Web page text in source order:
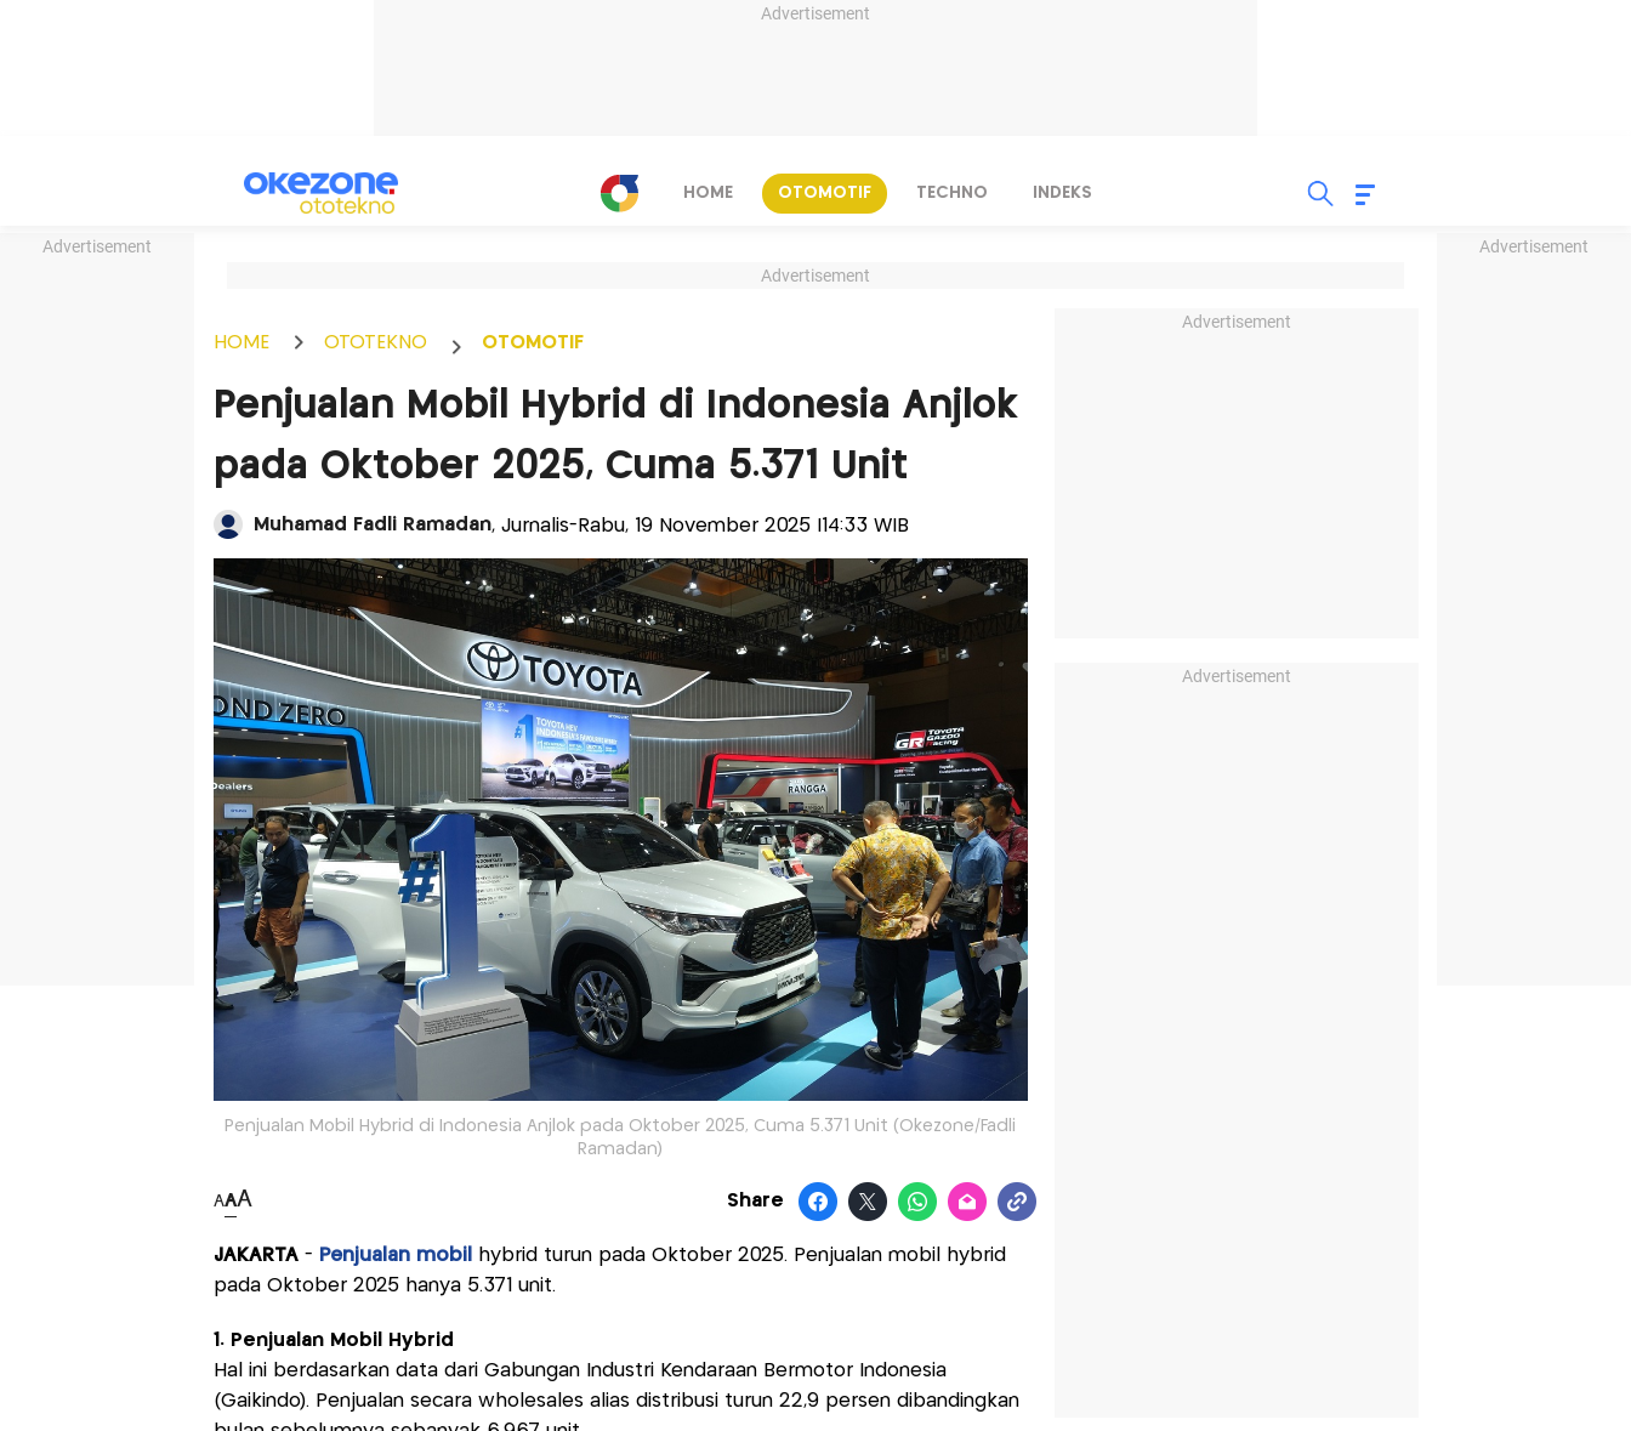
Advertisement
Advertisement Advertisement
HOME OTOMOTIF TECHNO INDEKS
Advertisement
HOME OTOTEKNO OTOMOTIF
Penjualan Mobil Hybrid di Indonesia Anjlok
pada Oktober 2025, Cuma 5.371 Unit
Muhamad Fadli Ramadan, Jurnalis-Rabu, 19 November 2025 |14:33 WIB
Penjualan Mobil Hybrid di Indonesia Anjlok pada Oktober 2025, Cuma 5.371 Unit (Okezone/Fadli
Ramadan)
AAA Share
JAKARTA- Penjualan mobil
hybrid turun pada Oktober 2025. Penjualan mobil hybrid
pada Oktober 2025 hanya 5.371 unit.
1. Penjualan Mobil Hybrid
Hal ini berdasarkan data dari Gabungan Industri Kendaraan Bermotor Indonesia
(Gaikindo). Penjualan secara wholesales alias distribusi turun 22,9 persen dibandingkan
Advertisement
Advertisement